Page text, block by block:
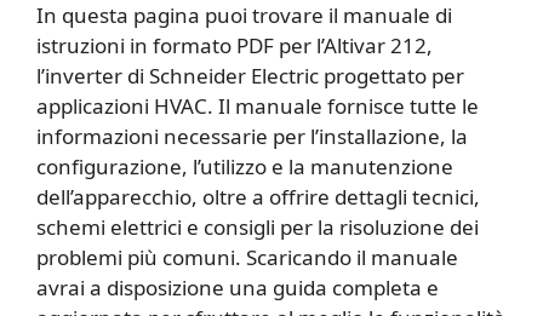
In questa pagina puoi trovare il manuale di
istruzioni in formato PDF per l’Altivar 212,
l’inverter di Schneider Electric progettato per
applicazioni HVAC. Il manuale fornisce tutte le
informazioni necessarie per l’installazione, la
configurazione, l’utilizzo e la manutenzione
dell’apparecchio, oltre a offrire dettagli tecnici,
schemi elettrici e consigli per la risoluzione dei
problemi più comuni. Scaricando il manuale
avrai a disposizione una guida completa e